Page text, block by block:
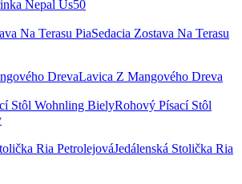
Nepal Us50
Sedacia Zostava Na Terasu
Lavica Z Mangového Dreva
Rohový Písací Stôl
Jedálenská Stolička Ria